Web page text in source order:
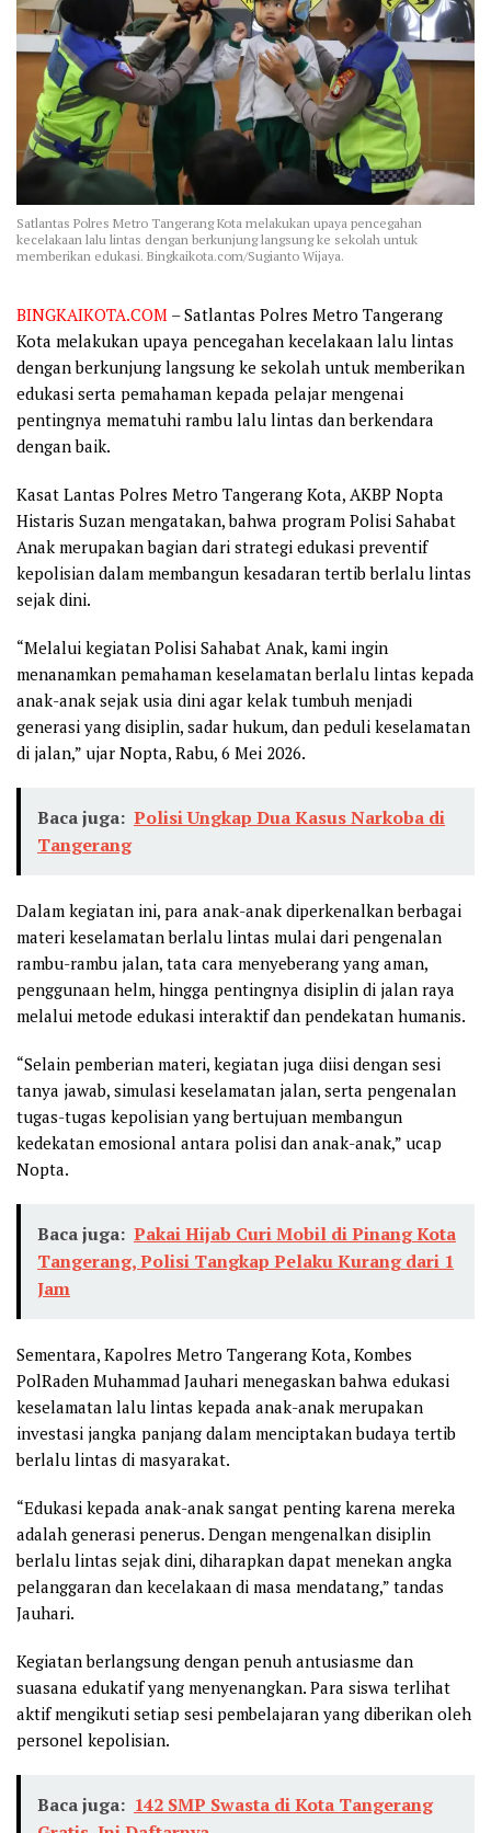
Satlantas Polres Metro Tangerang Kota melakukan upaya pencegahan
kecelakaan lalu lintas dengan berkunjung langsung ke sekolah untuk
memberikan edukasi. Bingkaikota.com/Sugianto Wijaya.
BINGKAIKOTA.COM – Satlantas Polres Metro Tangerang
Kota melakukan upaya pencegahan kecelakaan lalu lintas
dengan berkunjung langsung ke sekolah untuk memberikan
edukasi serta pemahaman kepada pelajar mengenai
pentingnya mematuhi rambu lalu lintas dan berkendara
dengan baik.
Kasat Lantas Polres Metro Tangerang Kota, AKBP Nopta
Histaris Suzan mengatakan, bahwa program Polisi Sahabat
Anak merupakan bagian dari strategi edukasi preventif
kepolisian dalam membangun kesadaran tertib berlalu lintas
sejak dini.
“Melalui kegiatan Polisi Sahabat Anak, kami ingin
menanamkan pemahaman keselamatan berlalu lintas kepada
anak-anak sejak usia dini agar kelak tumbuh menjadi
generasi yang disiplin, sadar hukum, dan peduli keselamatan
di jalan,” ujar Nopta, Rabu, 6 Mei 2026.
Baca juga: Polisi Ungkap Dua Kasus Narkoba di
Tangerang
Dalam kegiatan ini, para anak-anak diperkenalkan berbagai
materi keselamatan berlalu lintas mulai dari pengenalan
rambu-rambu jalan, tata cara menyeberang yang aman,
penggunaan helm, hingga pentingnya disiplin di jalan raya
melalui metode edukasi interaktif dan pendekatan humanis.
“Selain pemberian materi, kegiatan juga diisi dengan sesi
tanya jawab, simulasi keselamatan jalan, serta pengenalan
tugas-tugas kepolisian yang bertujuan membangun
kedekatan emosional antara polisi dan anak-anak,” ucap
Nopta.
Baca juga: Pakai Hijab Curi Mobil di Pinang Kota
Tangerang, Polisi Tangkap Pelaku Kurang dari 1
Jam
Sementara, Kapolres Metro Tangerang Kota, Kombes
PolRaden Muhammad Jauhari menegaskan bahwa edukasi
keselamatan lalu lintas kepada anak-anak merupakan
investasi jangka panjang dalam menciptakan budaya tertib
berlalu lintas di masyarakat.
“Edukasi kepada anak-anak sangat penting karena mereka
adalah generasi penerus. Dengan mengenalkan disiplin
berlalu lintas sejak dini, diharapkan dapat menekan angka
pelanggaran dan kecelakaan di masa mendatang,” tandas
Jauhari.
Kegiatan berlangsung dengan penuh antusiasme dan
suasana edukatif yang menyenangkan. Para siswa terlihat
aktif mengikuti setiap sesi pembelajaran yang diberikan oleh
personel kepolisian.
Baca juga: 142 SMP Swasta di Kota Tangerang